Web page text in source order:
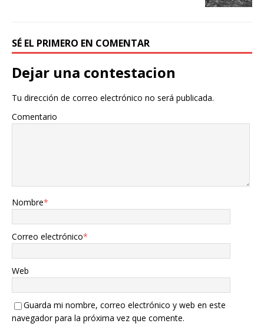
SÉ EL PRIMERO EN COMENTAR
Dejar una contestacion
Tu dirección de correo electrónico no será publicada.
Comentario
Nombre*
Correo electrónico*
Web
Guarda mi nombre, correo electrónico y web en este
navegador para la próxima vez que comente.